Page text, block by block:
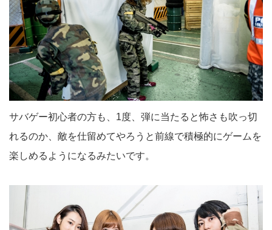
サバゲー初心者の方も、1度、弾に当たると怖さも吹っ切
れるのか、敵を仕留めてやろうと前線で積極的にゲームを
楽しめるようになるみたいです。